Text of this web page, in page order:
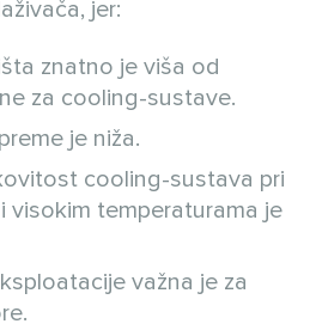
jer:
znatno je viša od
za cooling-sustave.
je niža.
cooling-sustava pri
visokim temperaturama je
važna je za